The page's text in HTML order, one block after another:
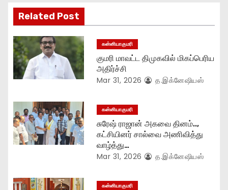
i
g
a
t
o
n
Related Post
கன்னியாகுமரி
குமரி மாவட்ட திமுகவில் மிகப்பெரிய
அதிர்ச்சி
Mar 31, 2026 த.இக்னேஷியஸ்
கன்னியாகுமரி
சுரேஷ் ராஜான் அகவை தினம்..,
கட்சியினர் சால்வை அணிவித்து
வாழ்த்து…
Mar 31, 2026 த.இக்னேஷியஸ்
கன்னியாகுமரி